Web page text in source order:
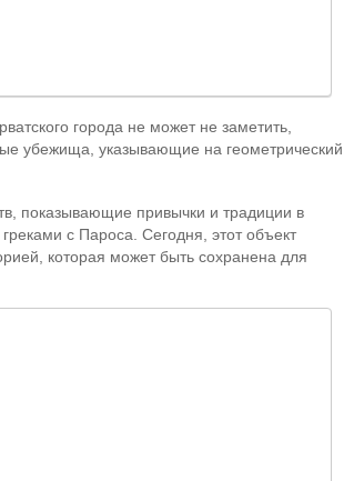
города не может не заметить,
убежища, указывающие на геометрический
показывающие привычки и традиции в
с Пароса. Сегодня, этот объект
которая может быть сохранена для